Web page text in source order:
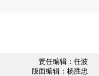
责任编辑：任波
版面编辑：杨胜忠